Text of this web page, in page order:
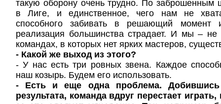
такую оборону очень трудно. По заброшенным
в Лиге, и единственное, чего нам не
способного забивать в решающий момент
реализация большинства страдает. И мы –
командах, в которых нет ярких мастеров,
- Какой же выход из этого?
- У нас есть три ровных звена. Каждое
наш козырь. Будем его использовать.
- Есть и еще одна проблема. Добившись
результата, команда вдруг перестает